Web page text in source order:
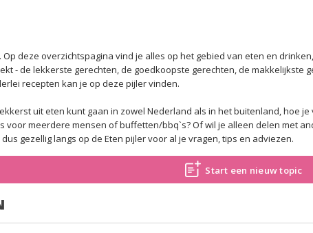
Op deze overzichtspagina vind je alles op het gebied van eten en
- de lekkerste gerechten, de goedkoopste gerechten, de makkelijkste
recepten kan je op deze pijler vinden.
uit eten kunt gaan in zowel Nederland als in het buitenland, hoe
voor meerdere mensen of buffetten/bbq`s? Of wil je alleen delen met
gezellig langs op de Eten pijler voor al je vragen, tips en adviezen.
Start een nieuw topic